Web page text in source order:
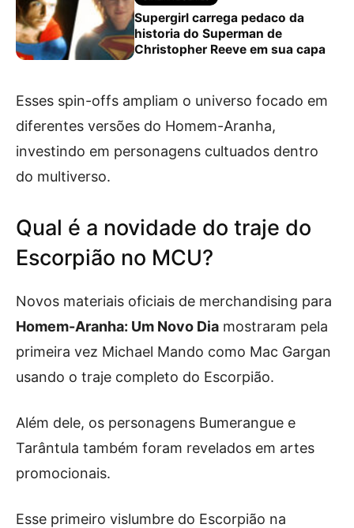
Supergirl carrega pedaco da
historia do Superman de
Christopher Reeve em sua capa
Esses spin-offs ampliam o universo focado em
diferentes versões do Homem-Aranha,
investindo em personagens cultuados dentro
do multiverso.
Qual é a novidade do traje do
Escorpião no MCU?
Novos materiais oficiais de merchandising para
Homem-Aranha: Um Novo Dia mostraram pela
primeira vez Michael Mando como Mac Gargan
usando o traje completo do Escorpião.
Além dele, os personagens Bumerangue e
Tarântula também foram revelados em artes
promocionais.
Esse primeiro vislumbre do Escorpião na